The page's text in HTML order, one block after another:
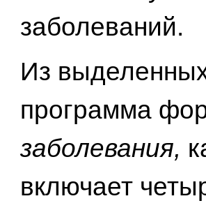
заболеваний.
Из
программа
заболевания,
включает